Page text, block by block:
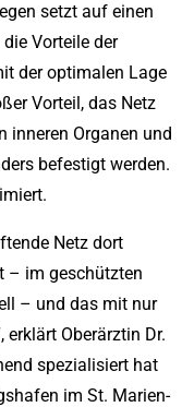
setzt auf einen
Vorteile der
der optimalen Lage
Vorteil, das Netz
inneren Organen und
befestigt werden.
Netz dort
– im geschützten
– und das mit nur
Oberärztin Dr.
spezialisiert hat
im St. Marien-